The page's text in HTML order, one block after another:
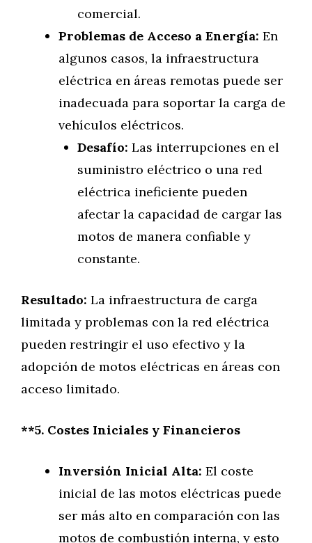
comercial.
Problemas de Acceso a Energía: En
algunos casos, la infraestructura
eléctrica en áreas remotas puede ser
inadecuada para soportar la carga de
vehículos eléctricos.
Desafío: Las interrupciones en el
suministro eléctrico o una red
eléctrica ineficiente pueden
afectar la capacidad de cargar las
motos de manera confiable y
constante.
Resultado: La infraestructura de carga
limitada y problemas con la red eléctrica
pueden restringir el uso efectivo y la
adopción de motos eléctricas en áreas con
acceso limitado.
**5. Costes Iniciales y Financieros
Inversión Inicial Alta: El coste
inicial de las motos eléctricas puede
ser más alto en comparación con las
motos de combustión interna, y esto